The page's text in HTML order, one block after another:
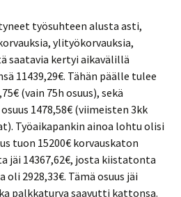
työsuhteen alusta asti,
ylityökorvauksia,
saatavia kertyi aikavälillä
11439,29€. Tähän päälle tulee
(vain 75h osuus), sekä
1478,58€ (viimeisten 3kk
Työaikapankin ainoa lohtu olisi
tuon 15200€ korvauskaton
jäi 14367,62€, josta kiistatonta
2928,33€. Tämä osuus jäi
palkkaturva saavutti kattonsa.